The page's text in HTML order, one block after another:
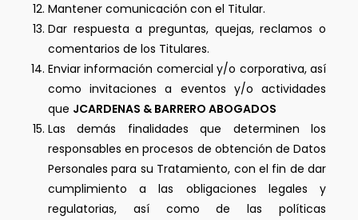
Mantener comunicación con el Titular.
Dar respuesta a preguntas, quejas, reclamos o
comentarios de los Titulares.
Enviar información comercial y/o corporativa, así
como invitaciones a eventos y/o actividades
que JCARDENAS & BARRERO ABOGADOS
Las demás finalidades que determinen los
responsables en procesos de obtención de Datos
Personales para su Tratamiento, con el fin de dar
cumplimiento a las obligaciones legales y
regulatorias, así como de las políticas